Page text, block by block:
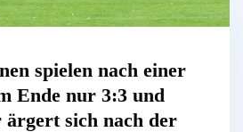
spielen nach einer
Ende nur 3:3 und
sich nach der